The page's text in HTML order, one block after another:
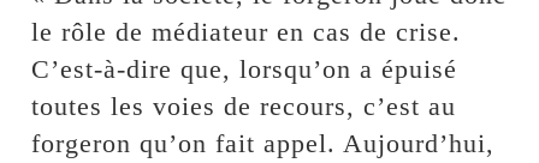
le rôle de médiateur en cas de crise.
C’est-à-dire que, lorsqu’on a épuisé
toutes les voies de recours, c’est au
forgeron qu’on fait appel. Aujourd’hui,